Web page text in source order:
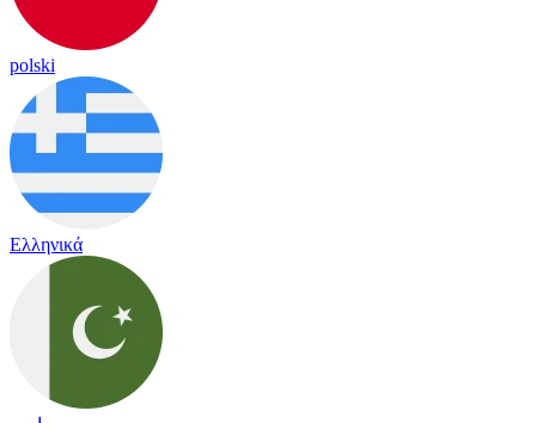
polski
Ελληνικά